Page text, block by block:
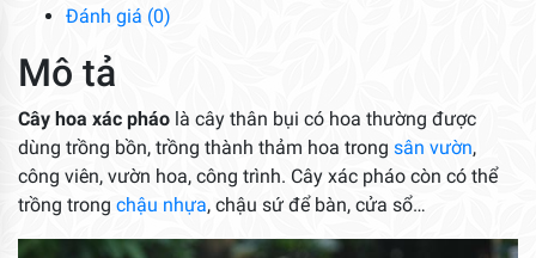
Đánh giá (0)
Mô tả
Cây hoa xác pháo là cây thân bụi có hoa thường được
dùng trồng bồn, trồng thành thảm hoa trong sân vườn,
công viên, vườn hoa, công trình. Cây xác pháo còn có thể
trồng trong chậu nhựa, chậu sứ để bàn, cửa sổ…